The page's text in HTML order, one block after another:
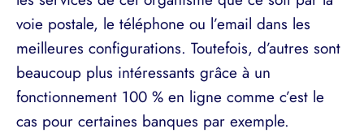
voie postale, le téléphone ou l’email dans les
meilleures configurations. Toutefois, d’autres sont
beaucoup plus intéressants grâce à un
fonctionnement 100 % en ligne comme c’est le
cas pour certaines banques par exemple.